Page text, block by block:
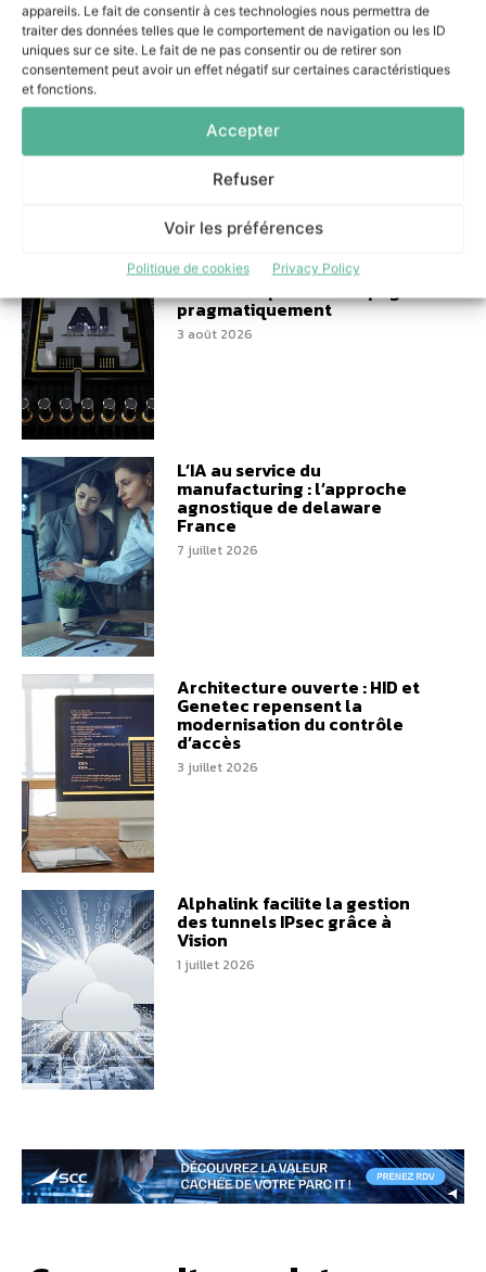
appareils. Le fait de consentir à ces technologies nous permettra de
traiter des données telles que le comportement de navigation ou les ID
uniques sur ce site. Le fait de ne pas consentir ou de retirer son
consentement peut avoir un effet négatif sur certaines caractéristiques
et fonctions.
Accepter
Refuser
Voir les préférences
Politique de cookies Privacy Policy
Snowflake limite les agents IA
aux droits nécessaires à
chaque tâche
reprendre la maîtrise de leur
pragmatiquement
3 août 2026
L’IA au service du
manufacturing : l’approche
agnostique de delaware
France
7 juillet 2026
Architecture ouverte : HID et
Genetec repensent la
modernisation du contrôle
d’accès
3 juillet 2026
Alphalink facilite la gestion
des tunnels IPsec grâce à
Vision
1 juillet 2026